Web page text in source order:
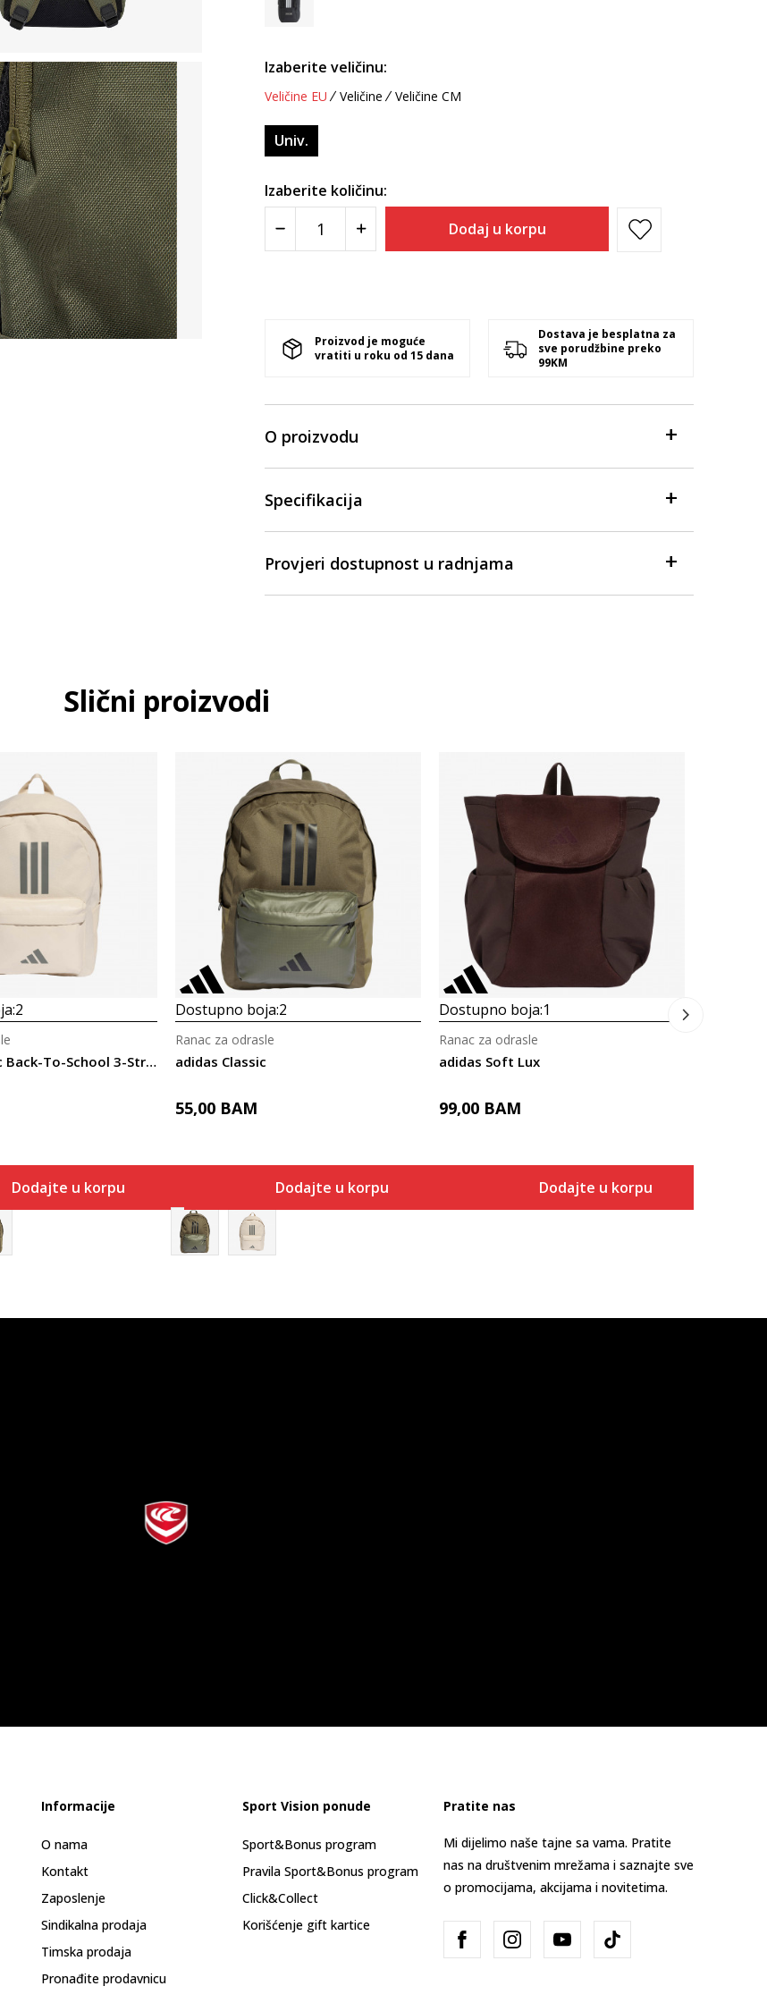
Izaberite veličinu:
Veličine EU Veličine Veličine CM
Univ.
Izaberite količinu:
Dodaj u korpu
Proizvod je moguće
vratiti u roku od 15 dana
Dostava je besplatna za
sve porudžbine preko
99KM
O proizvodu
Specifikacija
Provjeri dostupnost u radnjama
Slični proizvodi
2
adidas Classic Back-To-School 3-Stripes
Dodajte u korpu
Dostupno boja:2
adidas Classic
Ranac za odrasle
55,00 BAM
Dodajte u korpu
Dostupno boja:1
adidas Soft Lux
Ranac za odrasle
99,00 BAM
Dodajte u korpu
Informacije
O nama
Kontakt
Zaposlenje
Sindikalna prodaja
Timska prodaja
Pronađite prodavnicu
Sport Vision ponude
Sport&Bonus program
Pravila Sport&Bonus program
Click&Collect
Korišćenje gift kartice
Pratite nas
Mi dijelimo naše tajne sa vama. Pratite
nas na društvenim mrežama i saznajte sve
o promocijama, akcijama i novitetima.